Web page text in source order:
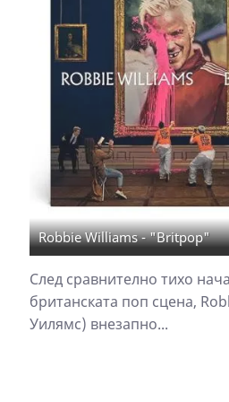
Robbie Williams - "Britpop"
След сравнително тихо
британската поп сцена,
Уилямс) внезапно...